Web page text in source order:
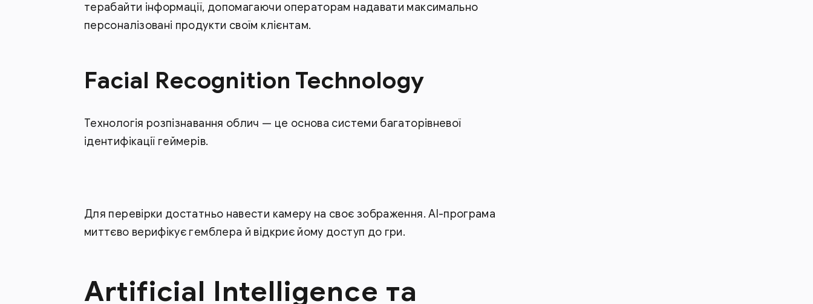
терабайти інформації, допомагаючи операторам надавати максимально
персоналізовані продукти своїм клієнтам.
Facial Recognition Technology
Технологія розпізнавання облич — це основа системи багаторівневої
ідентифікації геймерів.
Для перевірки достатньо навести камеру на своє зображення. AI-програма
миттєво верифікує гемблера й відкриє йому доступ до гри.
Artificial Intelligence та